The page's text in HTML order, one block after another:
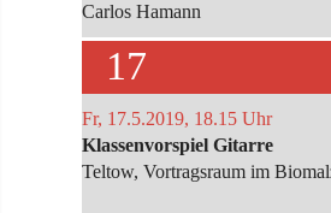
Carlos Hamann
17
Fr, 17.5.2019, 18.15 Uhr
Klassenvorspiel Gitarre
Teltow, Vortragsraum im